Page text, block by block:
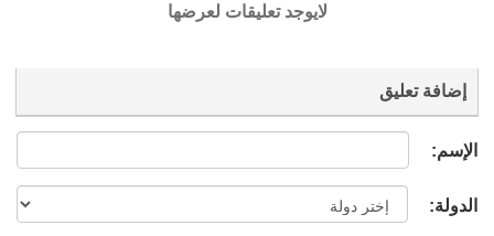
لايوجد تعليقات لعرضها
إضافة تعليق
الإسم:
الدولة: